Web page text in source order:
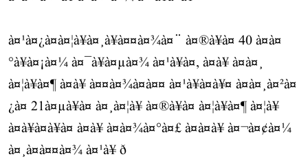
à¤¹à¤¿à¤à¤¦à¥à¤¸à¥à¤¤à¤¾à¤¨ à¤®à¥à¤ 40 à¤à¤
°à¥à¤¡à¤¼ à¤¯à¥à¤µà¤¾ à¤¹à¥à¤, à¤à¥ à¤à¤¸
à¤¦à¥à¤¶ à¤à¥ à¤¤à¤¾à¤à¤¤ à¤¹à¥à¤à¥¤ à¤à¤¸à¤²à¤
¿à¤ 21à¤µà¥à¤ à¤¸à¤¦à¥ à¤®à¥à¤ à¤¦à¥à¤¶ à¤¦à¥
à¤à¥à¤à¥à¤ à¤à¥ à¤à¤¾à¤°à¤£ à¤à¤à¥ à¤¬à¤¢à¤¼
à¤¸à¤à¤¤à¤¾ à¤¹à¥ ð